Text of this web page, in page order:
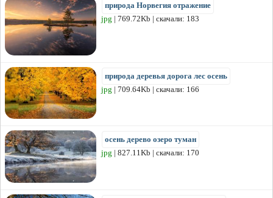
природа Норвегия отражение
jpg | 769.72Kb | скачали: 183
природа деревья дорога лес осень
jpg | 709.64Kb | скачали: 166
осень дерево озеро туман
jpg | 827.11Kb | скачали: 170